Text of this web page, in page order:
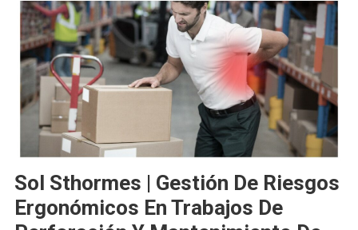
Sol Sthormes | Gestión De Riesgos
Ergonómicos En Trabajos De